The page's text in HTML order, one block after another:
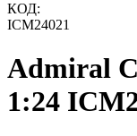
КОД:
ICM24021
Admiral
1:24